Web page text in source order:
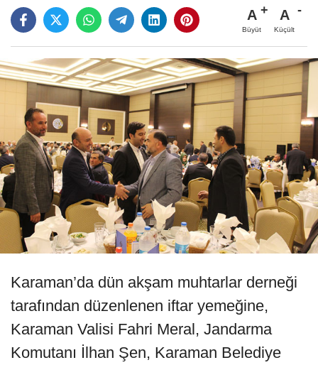
A
Büyüt
A
Küçült
Karaman’da dün akşam muhtarlar derneği
tarafından düzenlenen iftar yemeğine,
Karaman Valisi Fahri Meral, Jandarma
Komutanı İlhan Şen, Karaman Belediye